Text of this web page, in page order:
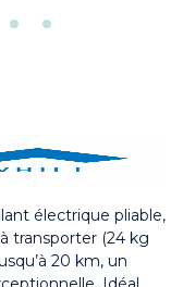
électrique pliable,
transporter (24 kg
20 km, un